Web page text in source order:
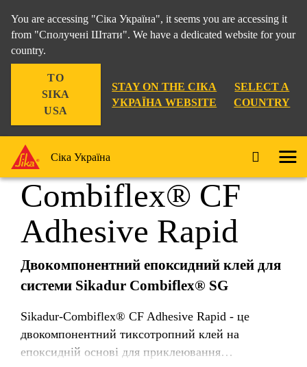
You are accessing "Сіка Україна", it seems you are accessing it
from "Сполучені Штати". We have a dedicated website for your
country.
TO
SIKA
USA
STAY ON THE СІКА
УКРАЇНА WEBSITE
SELECT A
COUNTRY
Сіка Україна
Sikadur-
Combiflex® CF
Adhesive Rapid
Двокомпонентний епоксидний клей для
системи Sikadur Combiflex® SG
Sikadur-Combiflex® CF Adhesive Rapid - це
двокомпонентний тиксотропний клей на
епоксидній основі для приклеювання